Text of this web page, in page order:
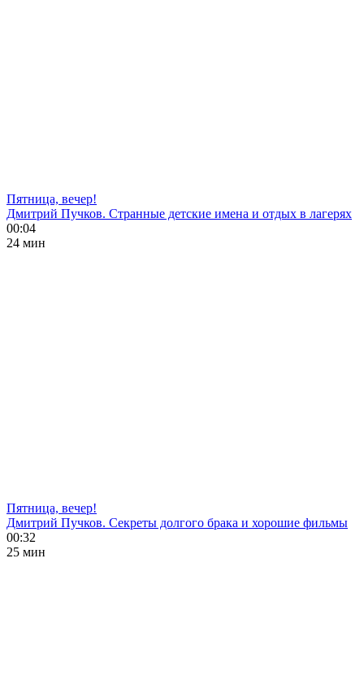
Пятница, вечер!
Дмитрий Пучков. Странные детские имена и отдых в лагерях
00:04
24 мин
Пятница, вечер!
Дмитрий Пучков. Секреты долгого брака и хорошие фильмы
00:32
25 мин